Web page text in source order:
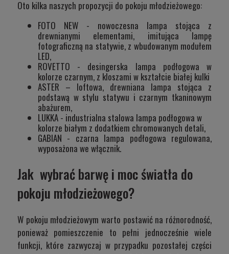
Oto kilka naszych propozycji do pokoju młodzieżowego:
FOTO NEW - nowoczesna lampa stojąca z
drewnianymi elementami, imitująca lampę
fotograficzną na statywie, z wbudowanym modułem
LED,
ROVETTO - desingerska lampa podłogowa w
kolorze czarnym, z kloszami w kształcie białej kulki
ASTER – loftowa, drewniana lampa stojąca z
podstawą w stylu statywu i czarnym tkaninowym
abażurem,
LUKKA - industrialna stalowa lampa podłogowa w
kolorze białym z dodatkiem chromowanych detali,
GABIAN - czarna lampa podłogowa regulowana,
wyposażona we włącznik.
Jak wybrać barwę i moc światła do
pokoju młodzieżowego?
W pokoju młodzieżowym warto postawić na różnorodność,
ponieważ pomieszczenie to pełni jednocześnie wiele
funkcji, które zazwyczaj w przypadku pozostałej części